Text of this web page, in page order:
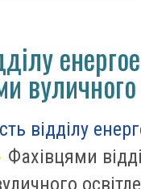
відділу
Фахівцями